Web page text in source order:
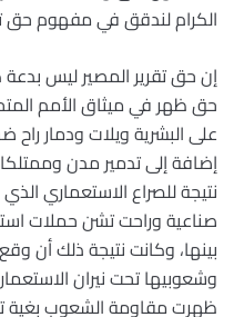
الكرام لندقق في مفهوم حق
إن حق تقرير المصير ليس بدعة
حق ظهر في ميثاق الأمم
على البشرية ويلات ودمار راح
إضافة إلى تدمير مدن
نتيجة للصراع الاستعماري
صناعية وراحت تشن حملات
بينها، وكانت نتيجة ذلك أن وقع
وشعوبيها تحت نيران
ظهرت مقاومة الشعوب بغية